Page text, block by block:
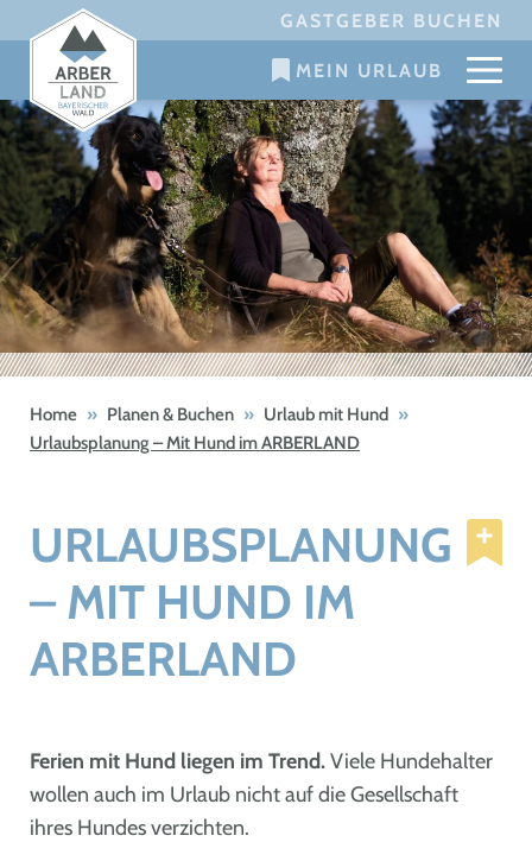
to
content
GASTGEBER BUCHEN
MEIN URLAUB
Home » Planen & Buchen » Urlaub mit Hund »
Urlaubsplanung – Mit Hund im ARBERLAND
URLAUBSPLANUNG
– MIT HUND IM
ARBERLAND
Ferien mit Hund liegen im Trend.Viele Hundehalter
wollen auch im Urlaub nicht auf die Gesellschaft
ihres Hundes verzichten.